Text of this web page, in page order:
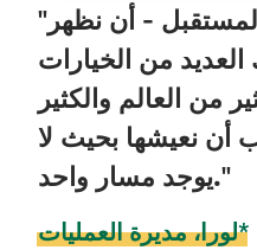
"في رأيي، هذا هو المستقبل - أن نظهر
من الخيارات
من العالم والكثير
أن نعيشها بحيث لا
يوجد مسار واحد."
لورا، مديرة العمليات*